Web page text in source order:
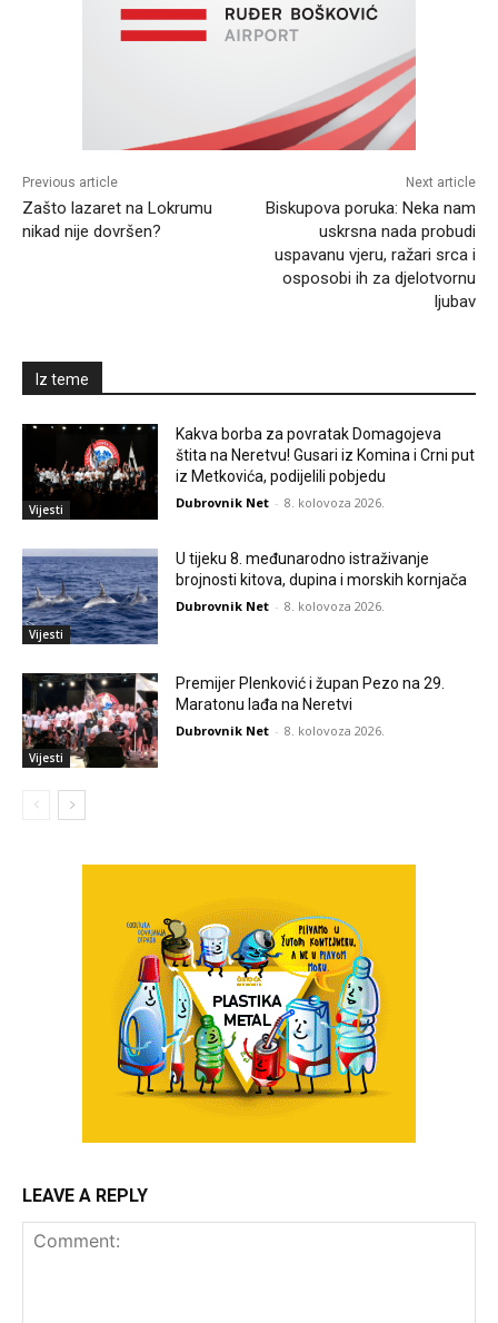
Previous article
Zašto lazaret na Lokrumu
nikad nije dovršen?
Next article
Biskupova poruka: Neka nam
uskrsna nada probudi
uspavanu vjeru, ražari srca i
osposobi ih za djelotvornu
ljubav
Iz teme
Vijesti
Kakva borba za povratak Domagojeva
štita na Neretvu! Gusari iz Komina i Crni put
iz Metkovića, podijelili pobjedu
Dubrovnik Net - 8. kolovoza 2026.
Vijesti
U tijeku 8. međunarodno istraživanje
brojnosti kitova, dupina i morskih kornjača
Dubrovnik Net - 8. kolovoza 2026.
Vijesti
Premijer Plenković i župan Pezo na 29.
Maratonu lađa na Neretvi
Dubrovnik Net - 8. kolovoza 2026.
LEAVE A REPLY